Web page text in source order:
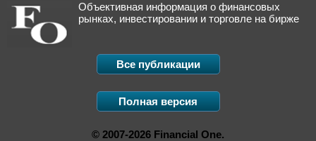
Объективная информация о финансовых
рынках, инвестировании и торговле на бирже
Все публикации
Полная версия
© 2007-2026 Financial One.